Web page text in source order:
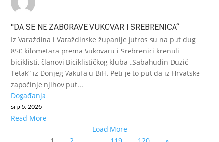
"DA SE NE ZABORAVE VUKOVAR I SREBRENICA“
Iz Varaždina i Varaždinske županije jutros su na put dug
850 kilometara prema Vukovaru i Srebrenici krenuli
biciklisti, članovi Biciklističkog kluba „Sabahudin Duzić
Tetak“ iz Donjeg Vakufa u BiH. Peti je to put da iz Hrvatske
započinje njihov put...
Događanja
srp 6, 2026
Read More
Load More